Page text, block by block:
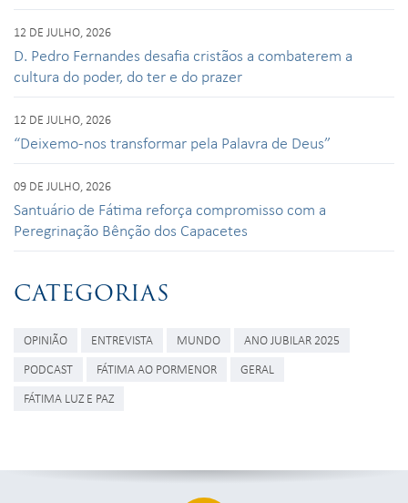
12 DE JULHO, 2026
D. Pedro Fernandes desafia cristãos a combaterem a
cultura do poder, do ter e do prazer
12 DE JULHO, 2026
“Deixemo-nos transformar pela Palavra de Deus”
09 DE JULHO, 2026
Santuário de Fátima reforça compromisso com a
Peregrinação Bênção dos Capacetes
CATEGORIAS
OPINIÃO ENTREVISTA MUNDO
ANO JUBILAR 2025
PODCAST
FÁTIMA AO PORMENOR
GERAL
FÁTIMA LUZ E PAZ